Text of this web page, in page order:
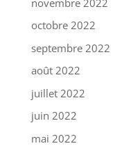
octobre 2022
septembre 2022
août 2022
juillet 2022
juin 2022
mai 2022